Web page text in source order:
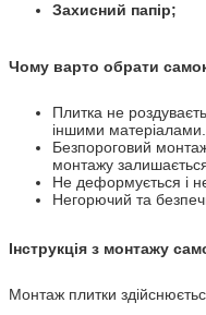
Захисний папір;
Чому варто обрати
Плитка не
іншими матеріалами.
Безпороговий
монтажу
Не деформується і
Негорючий та
Інструкція з монтажу
Монтаж плитки